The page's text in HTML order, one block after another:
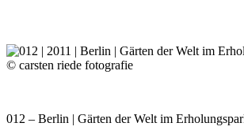
012 – Berlin | Gärten der Welt im